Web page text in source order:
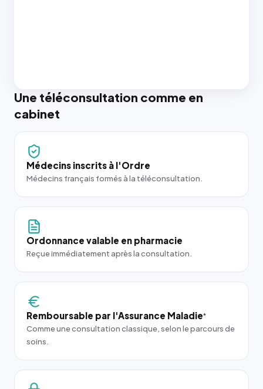
Une téléconsultation comme en
cabinet
Médecins inscrits à l'Ordre
Médecins français formés à la téléconsultation.
Ordonnance valable en pharmacie
Reçue immédiatement après la consultation.
Remboursable par l'Assurance Maladie*
Comme une consultation classique, selon le parcours de
soins.